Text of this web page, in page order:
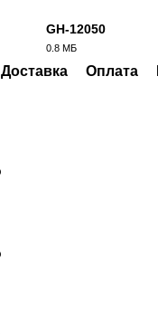
GH-12050
0.8 МБ
Доставка Оплата